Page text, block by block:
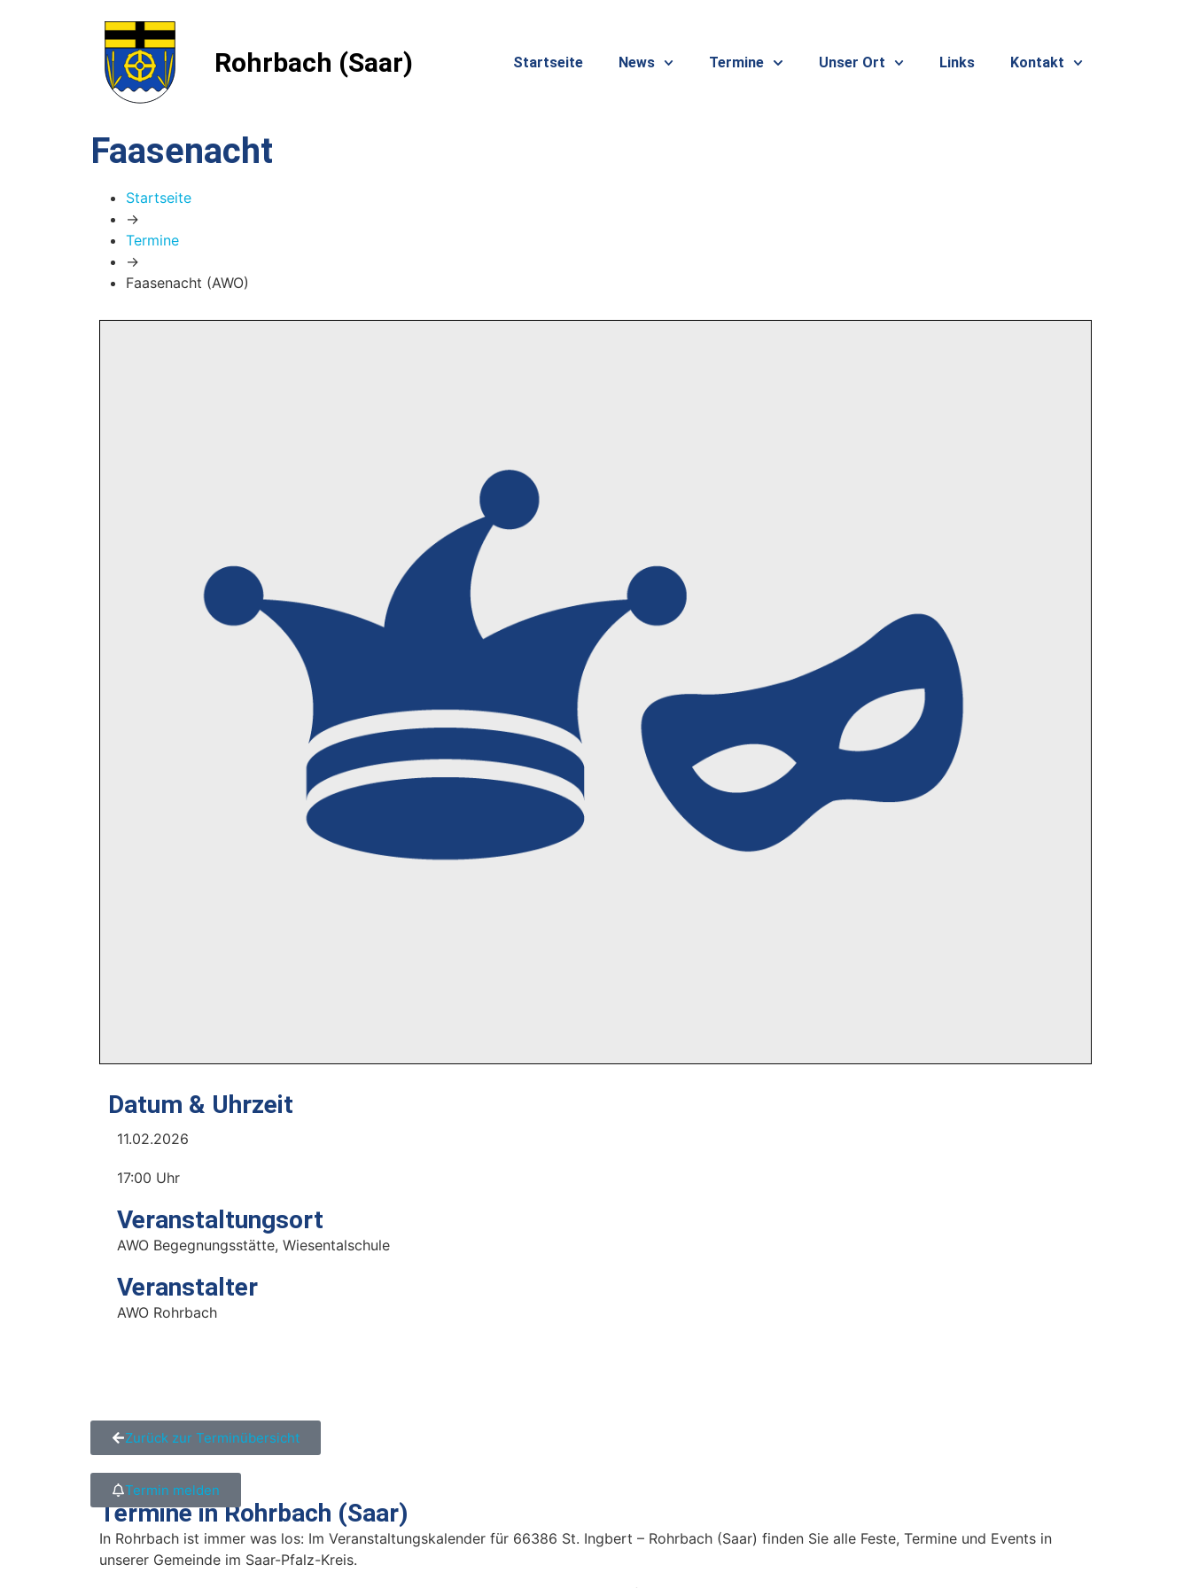
Rohrbach (Saar) Startseite News Termine Unser Ort Links Kontakt
Faasenacht
Startseite
→
Termine
→
Faasenacht (AWO)
Datum & Uhrzeit
11.02.2026
17:00 Uhr
Veranstaltungsort
AWO Begegnungsstätte, Wiesentalschule
Veranstalter
AWO Rohrbach
Zurück zur Terminübersicht
Termin melden
Termine in Rohrbach (Saar)
In Rohrbach ist immer was los: Im Veranstaltungskalender für 66386 St. Ingbert – Rohrbach (Saar) finden Sie alle Feste, Termine und Events in
unserer Gemeinde im Saar-Pfalz-Kreis.